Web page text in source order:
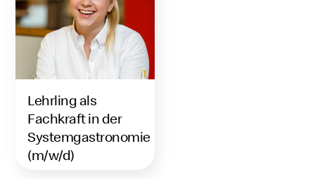
Lehrling als
Fachkraft in der
Systemgastronomie
(m/w/d)